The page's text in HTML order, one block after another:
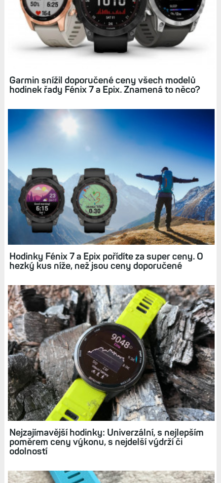
Garmin snížil doporučené ceny všech modelů
hodinek řady Fénix 7 a Epix. Znamená to něco?
Hodinky Fénix 7 a Epix pořídíte za super ceny. O
hezký kus níže, než jsou ceny doporučené